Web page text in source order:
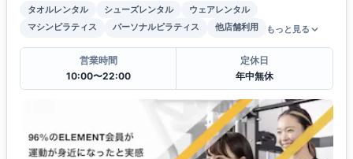
タオルレンタル シューズレンタル
ウェアレンタル
マシンピラティス
パーソナルピラティス 他店舗利用 もっと見る
営業時間
10:00〜22:00
定休日
年中無休